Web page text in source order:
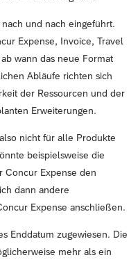
und nach eingeführt.
Expense, Invoice, Travel
wann das neue Format
Abläufe richten sich
der Ressourcen und der
Erweiterungen.
nicht für alle Produkte
beispielsweise die
Concur Expense den
dann andere
Expense anschließen.
Enddatum zugewiesen. Die
mehr als ein